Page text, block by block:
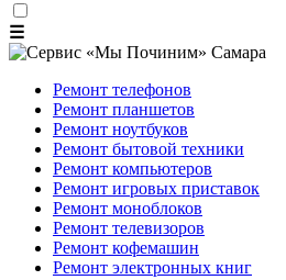
☰
Ремонт телефонов
Ремонт планшетов
Ремонт ноутбуков
Ремонт бытовой техники
Ремонт компьютеров
Ремонт игровых приставок
Ремонт моноблоков
Ремонт телевизоров
Ремонт кофемашин
Ремонт электронных книг